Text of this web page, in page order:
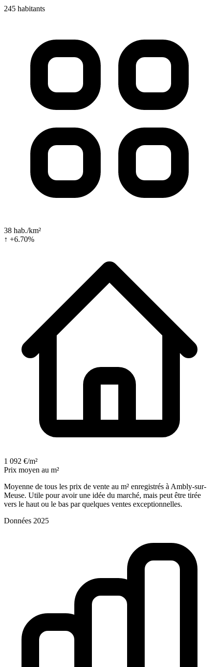
245 habitants
38 hab./km²
↑ +6.70%
1 092 €/m²
Prix moyen au m²
Moyenne de tous les prix de vente au m² enregistrés à Ambly-sur-
Meuse. Utile pour avoir une idée du marché, mais peut être tirée
vers le haut ou le bas par quelques ventes exceptionnelles.
Données 2025